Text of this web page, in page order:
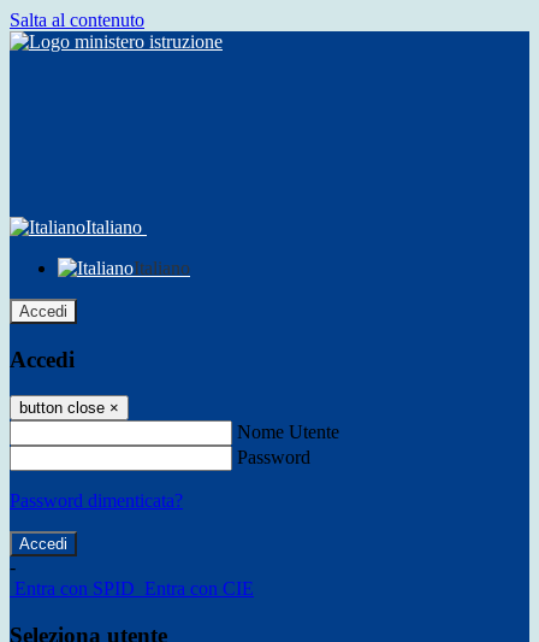
Salta al contenuto
Italiano
Italiano
Accedi
Accedi
button close ×
Nome Utente
Password
Password dimenticata?
-
Entra con SPID Entra con CIE
Seleziona utente